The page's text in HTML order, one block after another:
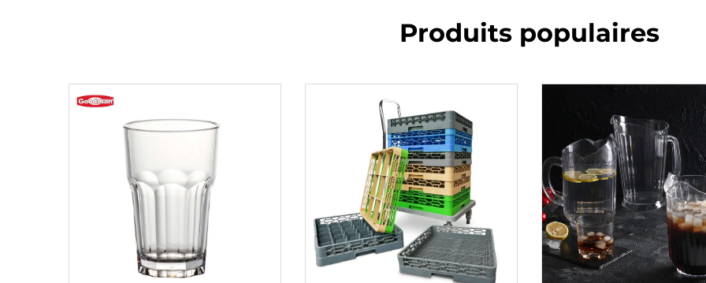
Produits populaires